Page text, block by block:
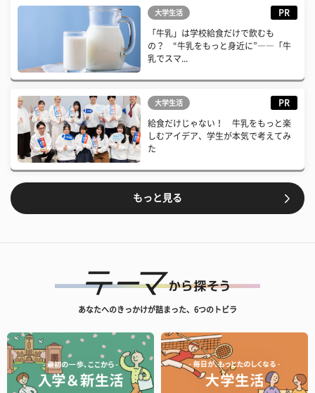
大学生活 PR
「牛乳」は学校給食だけで飲むも
の？ “牛乳をもっと身近に”――「牛
乳でスマ...
大学生活 PR
給食だけじゃない！ 牛乳をもっと楽
しむアイデア、学生が本気で考えてみ
た
もっと見る
あなたへのきっかけが詰まった、6つのトビラ